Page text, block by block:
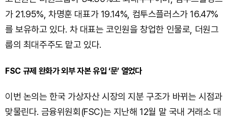
가 21.95%, 차명훈 대표가 19.14%, 컴투스플러스가 16.47%
를 보유하고 있다. 차 대표는 코인원을 창업한 인물로, 더원그
룹의 최대주주도 맡고 있다.
FSC 규제 완화가 외부 자본 유입 ‘문’ 열었다
이번 논의는 한국 가상자산 시장의 지분 구조가 바뀌는 시점과
맞물린다. 금융위원회(FSC)는 지난해 12월 말 국내 거래소 대